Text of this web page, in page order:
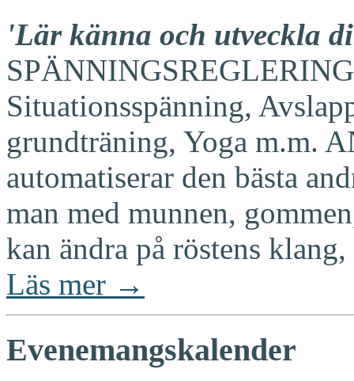
'Lär känna och utveckla
Situationsspänning,
grundträning, Yoga m.m.
automatiserar den bästa
man med munnen,
kan ändra på röstens
Läs mer →
Evenemangskalender